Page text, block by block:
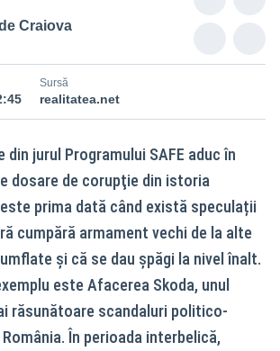
Craiova
Sursă
realitatea.net
din jurul Programului SAFE aduc în
dosare de corupţie din istoria
este prima dată când există speculații
cumpără armament vechi de la alte
și că se dau șpăgi la nivel înalt.
este Afacerea Skoda, unul
răsunătoare scandaluri politico-
În perioada interbelică,